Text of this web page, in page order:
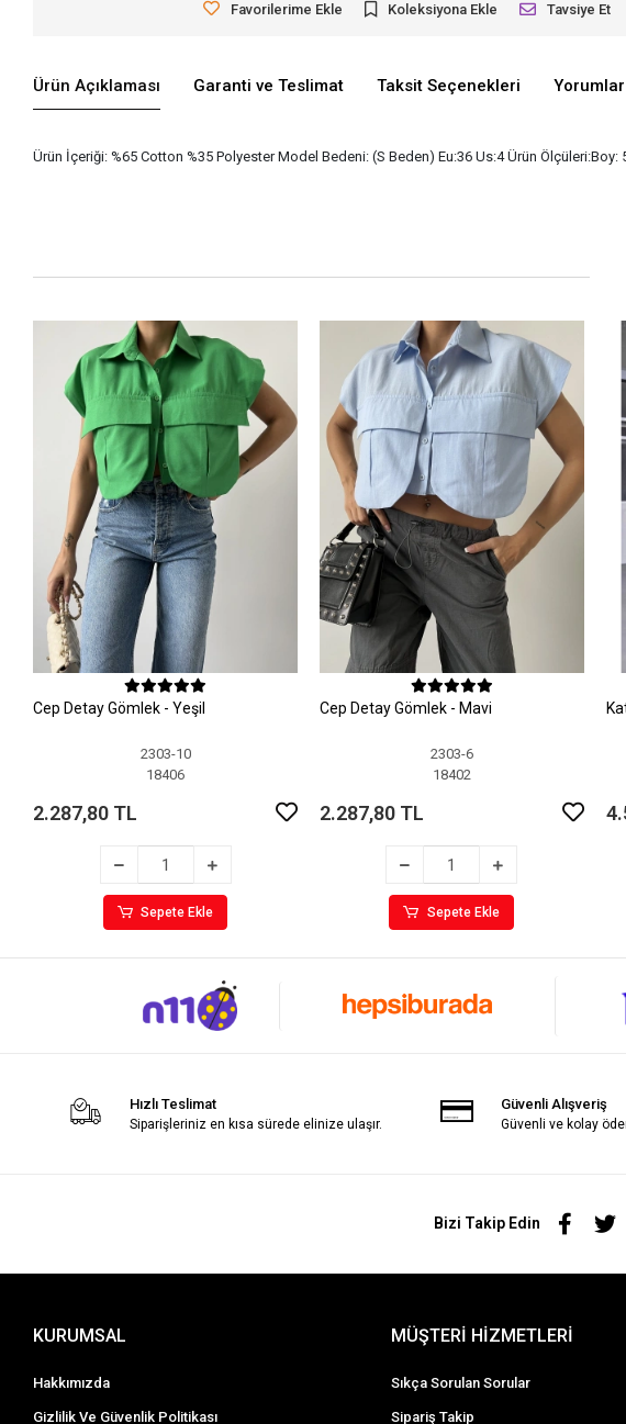
Favorilerime Ekle Koleksiyona Ekle Tavsiye Et
Ürün Açıklaması Garanti ve Teslimat Taksit Seçenekleri Yorumlar
Ürün İçeriği: %65 Cotton %35 Polyester Model Bedeni: (S Beden) Eu:36 Us:4 Ürün Ölçüleri:Boy:
Cep Detay Gömlek - Yeşil
2303-10
18406
2.287,80 TL
Sepete Ekle
Cep Detay Gömlek - Mavi
2303-6
18402
2.287,80 TL
Sepete Ekle
Hızlı Teslimat
Siparişleriniz en kısa sürede elinize ulaşır.
Güvenli Alışveriş
Güvenli ve kolay
Bizi Takip Edin
KURUMSAL
Hakkımızda
Gizlilik Ve Güvenlik Politikası
MÜŞTERİ HİZMETLERİ
Sıkça Sorulan Sorular
Sipariş Takip